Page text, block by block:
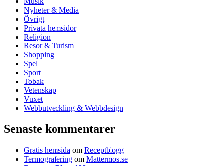
Nyheter & Media
Övrigt
Privata hemsidor
Religion
Resor & Turism
Shopping
Spel
Sport
Tobak
Vetenskap
Vuxet
Webbutveckling & Webbdesign
Senaste kommentarer
Gratis hemsida om Receptblogg
Termografering om Mattermos.se